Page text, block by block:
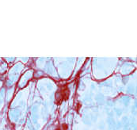
Ваш телефон:*